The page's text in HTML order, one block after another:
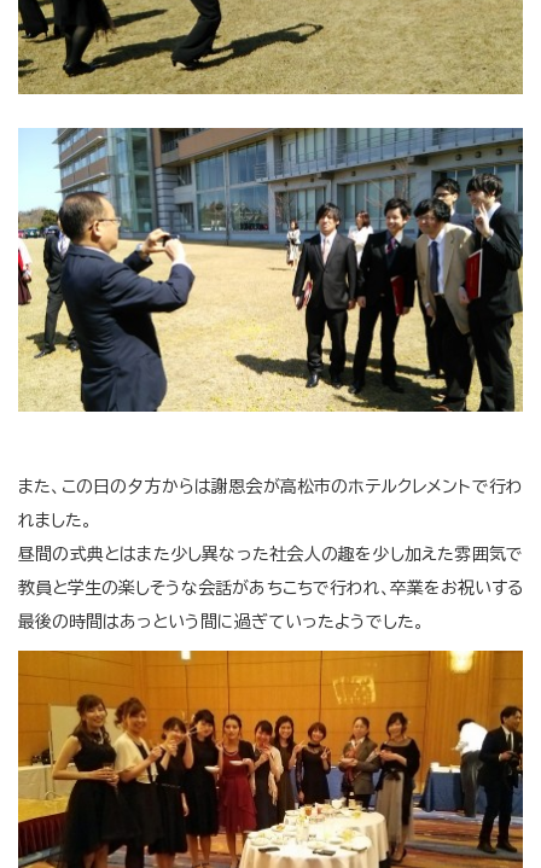
また、この日の夕方からは謝恩会が高松市のホテルクレメントで行わ
れました。
昼間の式典とはまた少し異なった社会人の趣を少し加えた雰囲気で
教員と学生の楽しそうな会話があちこちで行われ、卒業をお祝いする
最後の時間はあっという間に過ぎていったようでした。